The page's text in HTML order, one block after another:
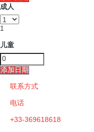
成人
1
儿童
添加日期
联系方式
电话
+33-369618618